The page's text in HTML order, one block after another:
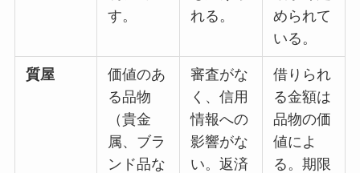
す。
れる。
められて
いる。
質屋
価値のあ
る品物
（貴金
属、ブラ
ンド品な
審査がな
く、信用
情報への
影響がな
い。返済
借りられ
る金額は
品物の価
値によ
る。期限